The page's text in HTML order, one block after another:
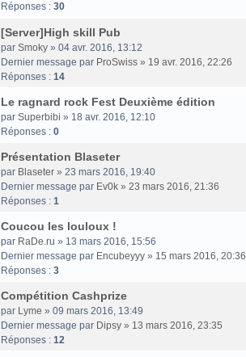
Réponses : 30
[Server]High skill Pub
par Smoky » 04 avr. 2016, 13:12
Dernier message par ProSwiss » 19 avr. 2016, 22:26
Réponses : 14
Le ragnard rock Fest Deuxième édition
par Superbibi » 18 avr. 2016, 12:10
Réponses : 0
Présentation Blaseter
par Blaseter » 23 mars 2016, 19:40
Dernier message par Ev0k » 23 mars 2016, 21:36
Réponses : 1
Coucou les louloux !
par RaDe.ru » 13 mars 2016, 15:56
Dernier message par Encubeyyy » 15 mars 2016, 20:36
Réponses : 3
Compétition Cashprize
par Lyme » 09 mars 2016, 13:49
Dernier message par Dipsy » 13 mars 2016, 23:35
Réponses : 12